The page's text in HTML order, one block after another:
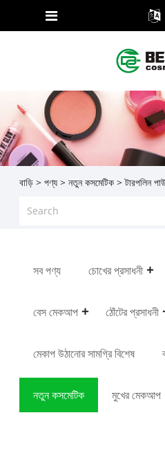
বাড়ি > পণ্য> নতুন কসমেটিক> টারপলিন
সব পণ্য চোখের প্রসাধনী
বেস মেকআপ ঠোঁটের প্রসাধনী
মেকাপ উঠানোর সামগ্রি বিশেষ
নতুন কসমেটিক মুখের মেকআপ